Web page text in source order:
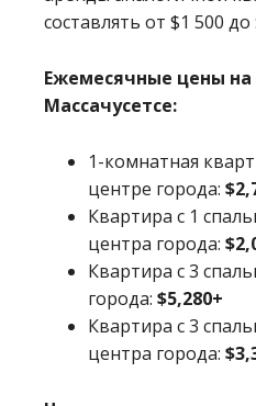
составлять от $1 500
Ежемесячные цены на
Массачусетсе:
1-комнатная
центре города:
Квартира с 1
центра города:
Квартира с 3
города: $5,280+
Квартира с 3
центра города: